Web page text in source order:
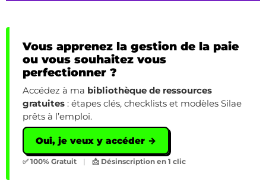
Vous apprenez la gestion de la paie
ou vous souhaitez vous
perfectionner ?
Accédez à ma bibliothèque de ressources
gratuites : étapes clés, checklists et modèles Silae
prêts à l’emploi.
Oui, je veux y accéder →
✅ 100% Gratuit | 📩 Désinscription en 1 clic